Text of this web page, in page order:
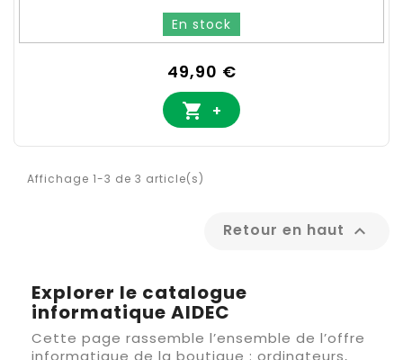
En stock
Prix
49,90 €
 +
Affichage 1-3 de 3 article(s)
Retour en haut 
Explorer le catalogue
informatique AIDEC
Cette page rassemble l’ensemble de l’offre
informatique de la boutique : ordinateurs,